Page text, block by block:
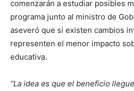
comenzarán a estudiar posibles
programa junto al ministro de
aseveró que si existen cambios
representen el menor impacto
educativa.
“La idea es que el beneficio